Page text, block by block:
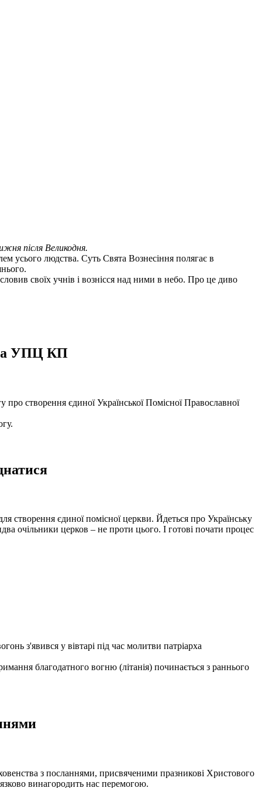
після Великодня.
усього людства. Суть Свята Вознесіння полягає в
своїх учнів і вознісся над ними в небо. Про це диво
УПЦ КП
створення єдиної Української Помісної Православної
створення єдиної помісної церкви. Йдеться про Українську
очільники церков – не проти цього. І готові почати процес
з'явився у вівтарі під час молитви патріарха
благодатного вогню (літанія) починається з раннього
з посланнями, присвяченими празникові Христового
винагородить нас перемогою.